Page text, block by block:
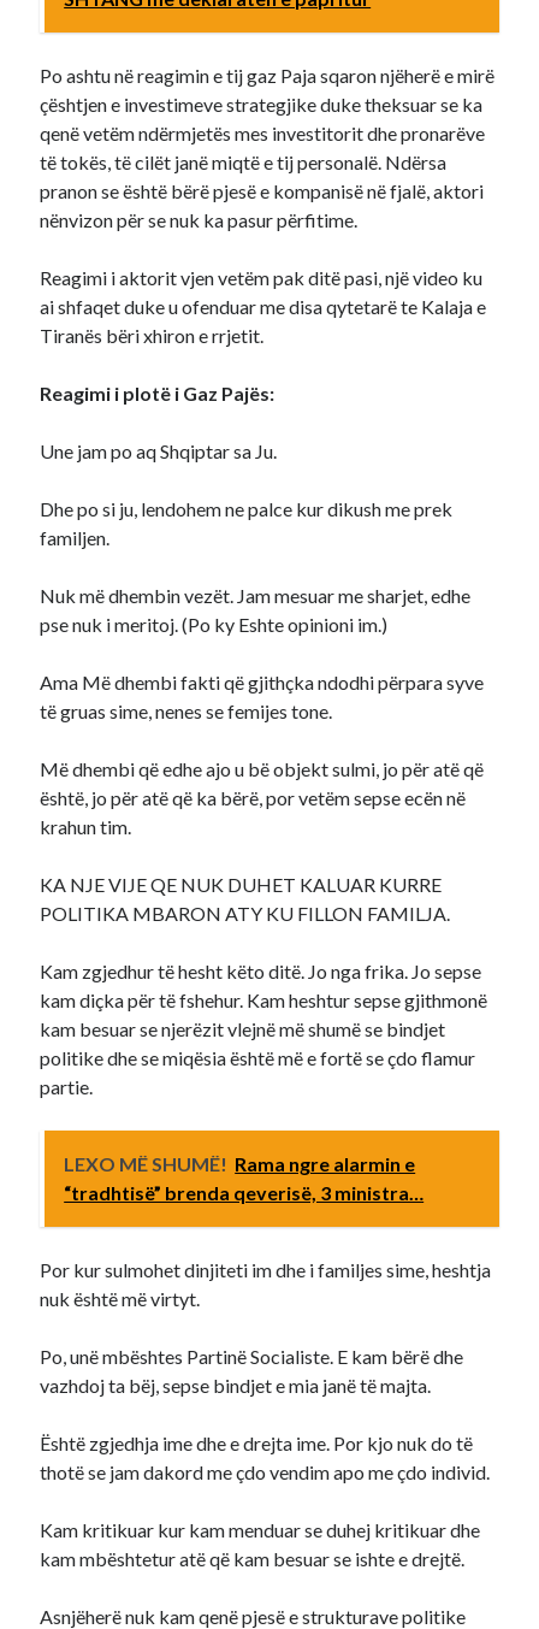
Po ashtu në reagimin e tij gaz Paja sqaron njëherë e mirë
çështjen e investimeve strategjike duke theksuar se ka
qenë vetëm ndërmjetës mes investitorit dhe pronarëve
të tokës, të cilët janë miqtë e tij personalë. Ndërsa
pranon se është bërë pjesë e kompanisë në fjalë, aktori
nënvizon për se nuk ka pasur përfitime.
Reagimi i aktorit vjen vetëm pak ditë pasi, një video ku
ai shfaqet duke u ofenduar me disa qytetarë te Kalaja e
Tiranës bëri xhiron e rrjetit.
Reagimi i plotë i Gaz Pajës:
Une jam po aq Shqiptar sa Ju.
Dhe po si ju, lendohem ne palce kur dikush me prek
familjen.
Nuk më dhembin vezët. Jam mesuar me sharjet, edhe
pse nuk i meritoj. (Po ky Eshte opinioni im.)
Ama Më dhembi fakti që gjithçka ndodhi përpara syve
të gruas sime, nenes se femijes tone.
Më dhembi që edhe ajo u bë objekt sulmi, jo për atë që
është, jo për atë që ka bërë, por vetëm sepse ecën në
krahun tim.
KA NJE VIJE QE NUK DUHET KALUAR KURRE
POLITIKA MBARON ATY KU FILLON FAMILJA.
Kam zgjedhur të hesht këto ditë. Jo nga frika. Jo sepse
kam diçka për të fshehur. Kam heshtur sepse gjithmonë
kam besuar se njerëzit vlejnë më shumë se bindjet
politike dhe se miqësia është më e fortë se çdo flamur
partie.
LEXO MË SHUMË! Rama ngre alarmin e
“tradhtisë” brenda qeverisë, 3 ministra…
Por kur sulmohet dinjiteti im dhe i familjes sime, heshtja
nuk është më virtyt.
Po, unë mbështes Partinë Socialiste. E kam bërë dhe
vazhdoj ta bëj, sepse bindjet e mia janë të majta.
Është zgjedhja ime dhe e drejta ime. Por kjo nuk do të
thotë se jam dakord me çdo vendim apo me çdo individ.
Kam kritikuar kur kam menduar se duhej kritikuar dhe
kam mbështetur atë që kam besuar se ishte e drejtë.
Asnjëherë nuk kam qenë pjesë e strukturave politike